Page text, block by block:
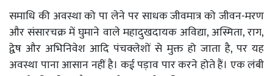
समाधि की अवस्था को पा लेने पर साधक जीवमात्र को जीवन-मरण
और संसारचक्र में घुमाने वाले महादुखदायक अविद्या, अस्मिता, राग,
द्वेष और अभिनिवेश आदि पंचक्लेशों से मुक्त हो जाता है, पर यह
अवस्था पाना आसान नहीं है। कई पड़ाव पार करने होते हैं। एक लंबी